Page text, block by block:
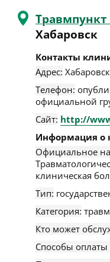
Хабаровск
Контакты
Адрес: Хабаровск
Телефон:
официальной
Сайт: http://
Информация о
Официальное
клиническая
Тип:
Категория:
Кто может
Способы оплаты